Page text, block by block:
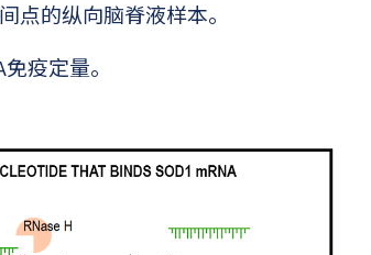
的纵向脑脊液样本。
疫定量。